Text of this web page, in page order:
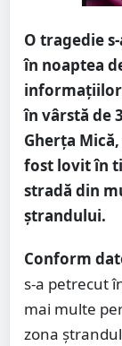
O tragedie
în noaptea
informațiilor
în vârstă de
Gherța
fost lovit în
stradă din
ștrandului.
Conform
s-a petrecut
mai multe
zona